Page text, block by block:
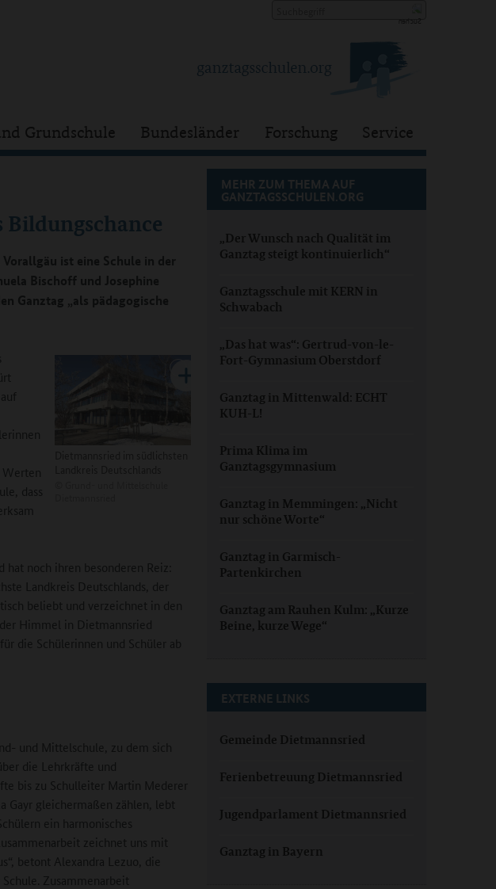
Grundschule Bundesländer Forschung Service
Bildungschance
ist eine Schule in der
Bischoff und Josephine
Ganztag „als pädagogische
Werten
dass
noch ihren besonderen Reiz:
Landkreis Deutschlands, der
beliebt und verzeichnet in den
Himmel in Dietmannsried
die Schülerinnen und Schüler ab
und Mittelschule, zu dem sich
die Lehrkräfte und
bis zu Schulleiter Martin Mederer
Gayr gleichermaßen zählen, lebt
ein harmonisches
zeichnet uns mit
betont Alexandra Lezuo, die
Zusammenarbeit
MEHR ZUM THEMA AUF
GANZTAGSSCHULEN.ORG
„Der Wunsch nach Qualität im
Ganztag steigt kontinuierlich“
Ganztagsschule mit KERN in
Schwabach
„Das hat was“: Gertrud-von-le-
Fort-Gymnasium Oberstdorf
Ganztag in Mittenwald: ECHT
KUH-L!
Prima Klima im
Ganztagsgymnasium
Ganztag in Memmingen: „Nicht
nur schöne Worte“
Ganztag in Garmisch-
Partenkirchen
Ganztag am Rauhen Kulm: „Kurze
Beine, kurze Wege“
EXTERNE LINKS
Gemeinde Dietmannsried
Ferienbetreuung Dietmannsried
Jugendparlament Dietmannsried
Ganztag in Bayern